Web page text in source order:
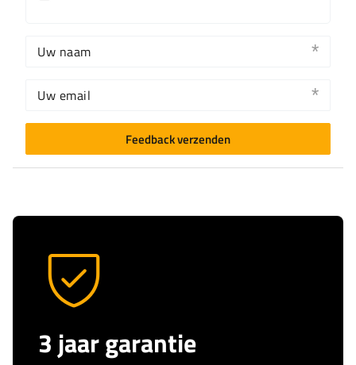
Uw naam
Uw email
Feedback verzenden
3 jaar garantie